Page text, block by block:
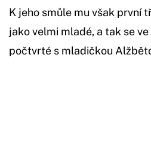
K jeho smůle mu však první
jako velmi mladé, a tak se
počtvrté s mladičkou